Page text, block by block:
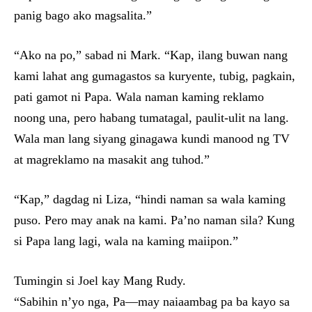
panig bago ako magsalita.”
“Ako na po,” sabad ni Mark. “Kap, ilang buwan nang
kami lahat ang gumagastos sa kuryente, tubig, pagkain,
pati gamot ni Papa. Wala naman kaming reklamo
noong una, pero habang tumatagal, paulit-ulit na lang.
Wala man lang siyang ginagawa kundi manood ng TV
at magreklamo na masakit ang tuhod.”
“Kap,” dagdag ni Liza, “hindi naman sa wala kaming
puso. Pero may anak na kami. Pa’no naman sila? Kung
si Papa lang lagi, wala na kaming maiipon.”
Tumingin si Joel kay Mang Rudy.
“Sabihin n’yo nga, Pa—may naiaambag pa ba kayo sa